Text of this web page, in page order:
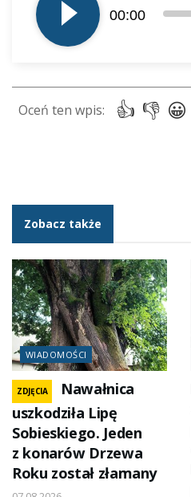
dźwiękowych
00:00
Zobacz także
WIADOMOŚCI
ZDJĘCIA
Nawałnica
uszkodziła Lipę
Sobieskiego. Jeden
z konarów Drzewa
Roku został złamany